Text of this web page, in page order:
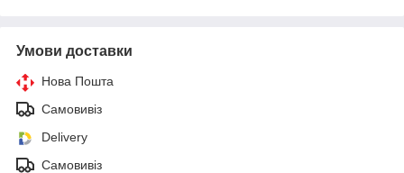
Умови доставки
Нова Пошта
Самовивіз
Delivery
Самовивіз